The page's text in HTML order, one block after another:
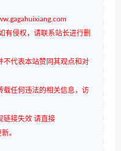
有侵权，请联系站长进行删
不代表本站赞同其观点和对
载任何违法的相关信息，访
链接失效 请直接
。